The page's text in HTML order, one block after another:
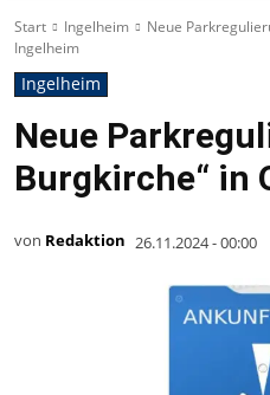
Start Ingelheim
Neue
Ingelheim
Ingelheim
Neue
Burgkirche“ in
von Redaktion 26.11.2024 - 00:00